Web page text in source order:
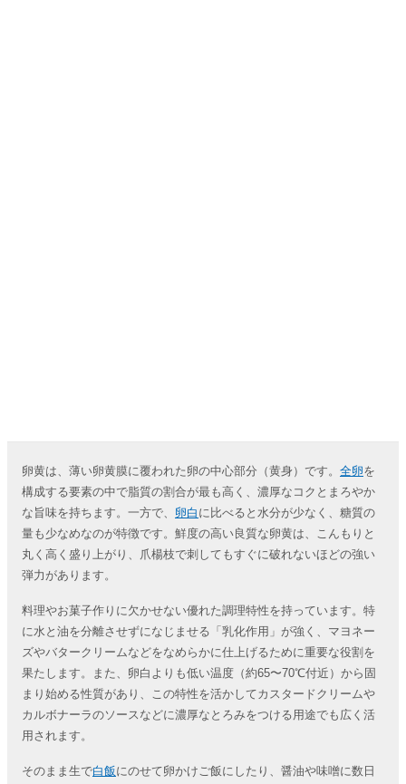
卵黄は、薄い卵黄膜に覆われた卵の中心部分（黄身）です。 全卵を
構成する要素の中で脂質の割合が最も高く、濃厚なコクとまろやか
な旨味を持ちます。一方で、 卵白 に比べると水分が少なく、糖質の
量も少なめなのが特徴です。鮮度の高い良質な卵黄は、こんもりと
丸く高く盛り上がり、爪楊枝で刺してもすぐに破れないほどの強い
弾力があります。
料理やお菓子作りに欠かせない優れた調理特性を持っています。特
に水と油を分離させずになじませる「乳化作用」が強く、マヨネー
ズやバタークリームなどをなめらかに仕上げるために重要な役割を
果たします。また、卵白よりも低い温度（約65〜70℃付近）から固
まり始める性質があり、この特性を活かしてカスタードクリームや
カルボナーラのソースなどに濃厚なとろみをつける用途でも広く活
用されます。
そのまま生で白飯にのせて卵かけご飯にしたり、醤油や味噌に数日